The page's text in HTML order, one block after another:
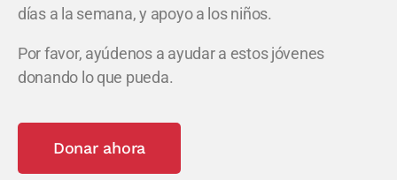
días a la semana, y apoyo a los niños.
Por favor, ayúdenos a ayudar a estos jóvenes
donando lo que pueda.
Donar ahora